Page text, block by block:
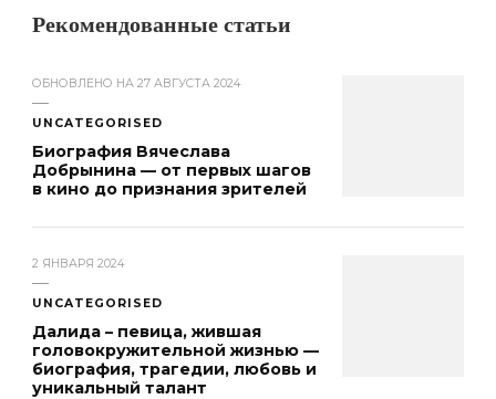
Рекомендованные статьи
ОБНОВЛЕНО НА 27 АВГУСТА 2024
UNCATEGORISED
Биография Вячеслава
Добрынина — от первых шагов
в кино до признания зрителей
2 ЯНВАРЯ 2024
UNCATEGORISED
Далида – певица, жившая
головокружительной жизнью —
биография, трагедии, любовь и
уникальный талант